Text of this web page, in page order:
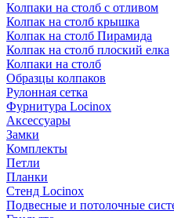
Колпаки на столб с отливом
Колпак на столб крышка
Колпак на столб Пирамида
Колпак на столб плоский елка
Колпаки на столб
Образцы колпаков
Рулонная сетка
Фурнитура Locinox
Аксессуары
Замки
Комплекты
Петли
Планки
Стенд Locinox
Подвесные и потолочные